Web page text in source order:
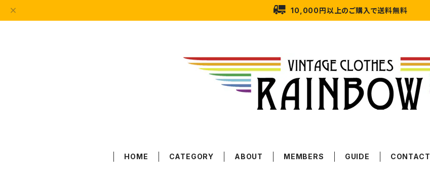
10,000円以上のご購入で送料無料
HOME CATEGORY ABOUT MEMBERS GUIDE CONTACT